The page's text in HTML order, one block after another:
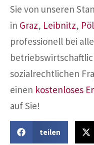
Sie von unseren
in Graz, Leibnitz,
professionell bei
sozialrechtlichen
einen kostenloses
auf Sie!
teilen